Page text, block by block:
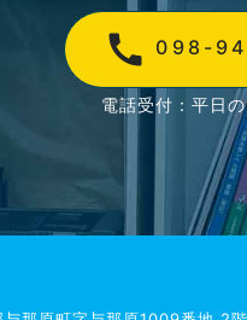
call 098-
電話受付：平日